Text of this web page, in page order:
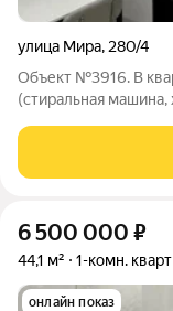
улица Мира, 280/4
Объект №3916. В
(стиральная
заменена проводка,
Инфраструктура:
6 500 000 ₽
44,1 м² 1-комн.
онлайн показ